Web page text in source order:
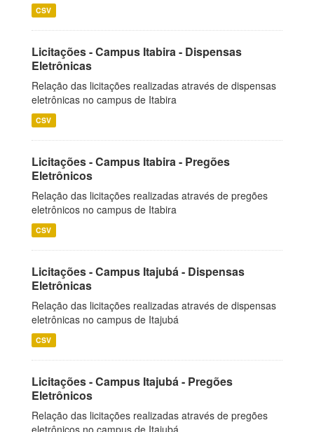
CSV
Licitações - Campus Itabira - Dispensas
Eletrônicas
Relação das licitações realizadas através de dispensas
eletrônicas no campus de Itabira
CSV
Licitações - Campus Itabira - Pregões
Eletrônicos
Relação das licitações realizadas através de pregões
eletrônicos no campus de Itabira
CSV
Licitações - Campus Itajubá - Dispensas
Eletrônicas
Relação das licitações realizadas através de dispensas
eletrônicas no campus de Itajubá
CSV
Licitações - Campus Itajubá - Pregões
Eletrônicos
Relação das licitações realizadas através de pregões
eletrônicos no campus de Itajubá